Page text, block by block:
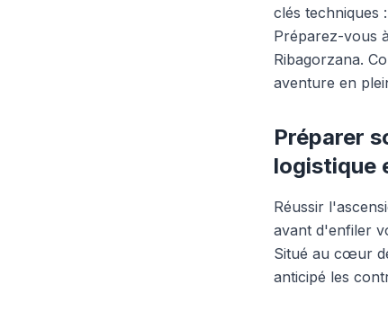
clés techniques
Préparez-vous
Ribagorzana.
aventure en
Préparer
logistique
Réussir
avant d'enfiler
Situé au cœur
anticipé les